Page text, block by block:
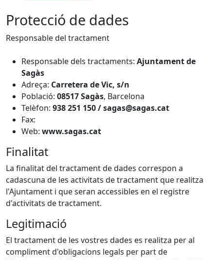
Protecció de dades
Responsable del tractament
Responsable dels tractaments: Ajuntament de
Sagàs
Adreça: Carretera de Vic, s/n
Població: 08517 Sagàs, Barcelona
Telèfon: 938 251 150 / sagas@sagas.cat
Fax:
Web: www.sagas.cat
Finalitat
La finalitat del tractament de dades correspon a
cadascuna de les activitats de tractament que realitza
l'Ajuntament i que seran accessibles en el registre
d'activitats de tractament.
Legitimació
El tractament de les vostres dades es realitza per al
compliment d'obligacions legals per part de